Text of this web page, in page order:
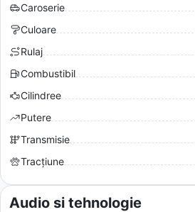
Caroserie
Culoare
Rulaj
Combustibil
Cilindree
Putere
Transmisie
Tracțiune
Audio si tehnologie